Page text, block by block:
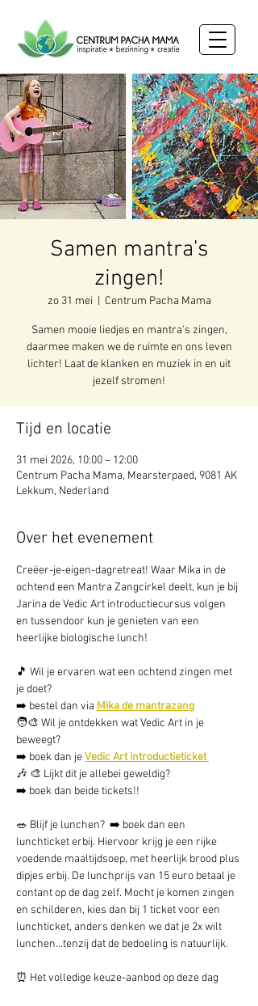
Samen mantra's
zingen!
zo 31 mei Centrum Pacha Mama
Samen mooie liedjes en mantra's zingen,
daarmee maken we de ruimte en ons leven
lichter! Laat de klanken en muziek in en uit
jezelf stromen!
Tijd en locatie
31 mei 2026, 10:00 – 12:00
Centrum Pacha Mama, Mearsterpaed, 9081 AK
Lekkum, Nederland
Over het evenement
Creëer-je-eigen-dagretreat! Waar Mika in de
ochtend een Mantra Zangcirkel deelt, kun je bij
Jarina de Vedic Art introductiecursus volgen
en tussendoor kun je genieten van een
heerlijke biologische lunch!
🎵 Wil je ervaren wat een ochtend zingen met
je doet?
➡️ bestel dan via Mika de mantrazang
🧑‍🎨 Wil je ontdekken wat Vedic Art in je
beweegt?
➡️ boek dan je Vedic Art introductieticket
🎶 🎨 Lijkt dit je allebei geweldig?
➡️ boek dan beide tickets!!
🥗 Blijf je lunchen?  ➡️ boek dan een
lunchticket erbij. Hiervoor krijg je een rijke
voedende maaltijdsoep, met heerlijk brood plus
dipjes erbij. De lunchprijs van 15 euro betaal je
contant op de dag zelf. Mocht je komen zingen
en schilderen, kies dan bij 1 ticket voor een
lunchticket, anders denken we dat je 2x wilt
lunchen...tenzij dat de bedoeling is natuurlijk.
⏰ Het volledige keuze-aanbod op deze dag